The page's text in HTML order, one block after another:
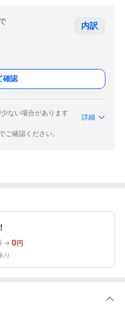
内訳
確認
ない場合があります
詳細
ご確認ください。
0円
り